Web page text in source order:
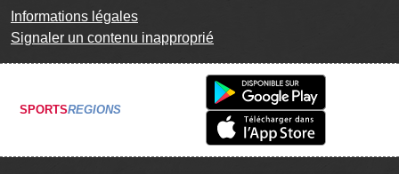
Informations légales
Signaler un contenu inapproprié
SPORTSREGIONS